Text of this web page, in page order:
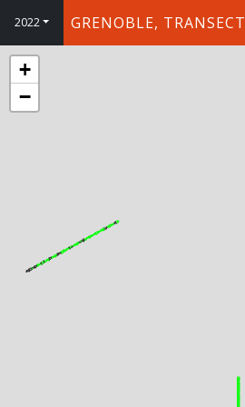
2022 GRENOBLE, TRANSECT
+
−